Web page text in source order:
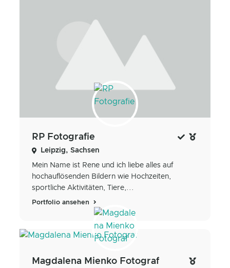
RP Fotografie
Leipzig, Sachsen
Mein Name ist Rene und ich liebe alles auf
hochauflösenden Bildern wie Hochzeiten,
sportliche Aktivitäten, Tiere,...
Portfolio ansehen
Magdalena Mienko Fotograf